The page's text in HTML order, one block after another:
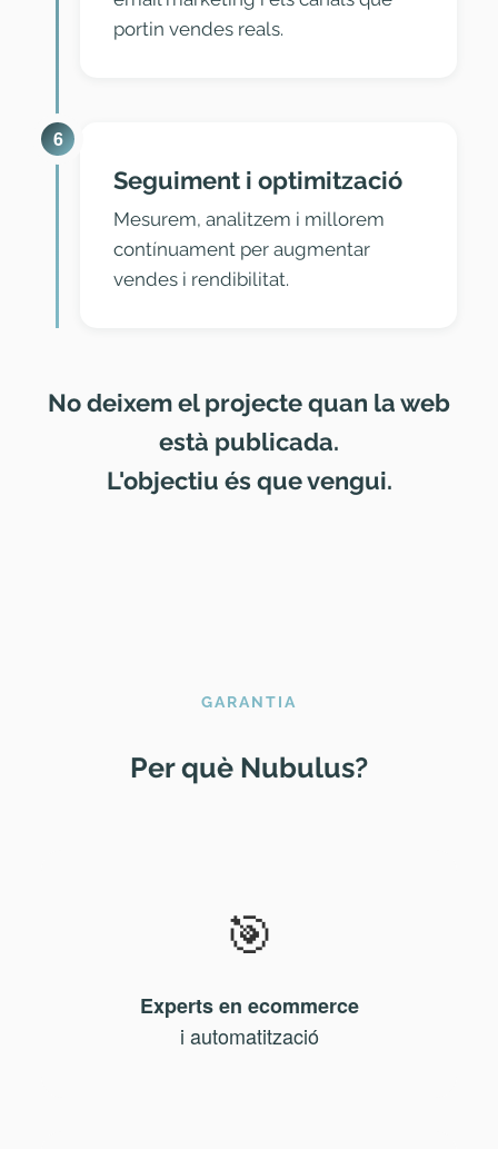
portin vendes reals.
6
Seguiment i optimització
Mesurem, analitzem i millorem
contínuament per augmentar
vendes i rendibilitat.
No deixem el projecte quan la web
està publicada.
L'objectiu és que vengui.
GARANTIA
Per què Nubulus?
🎯
Experts en ecommerce
i automatització